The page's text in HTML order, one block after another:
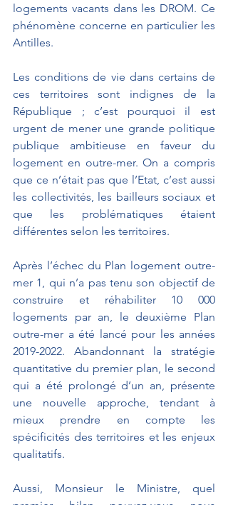
logements vacants dans les DROM. Ce
phénomène concerne en particulier les
Antilles.
Les conditions de vie dans certains de
ces territoires sont indignes de la
République ; c’est pourquoi il est
urgent de mener une grande politique
publique ambitieuse en faveur du
logement en outre-mer. On a compris
que ce n’était pas que l’Etat, c’est aussi
les collectivités, les bailleurs sociaux et
que les problématiques étaient
différentes selon les territoires.
Après l’échec du Plan logement outre-
mer 1, qui n’a pas tenu son objectif de
construire et réhabiliter 10 000
logements par an, le deuxième Plan
outre-mer a été lancé pour les années
2019-2022. Abandonnant la stratégie
quantitative du premier plan, le second
qui a été prolongé d’un an, présente
une nouvelle approche, tendant à
mieux prendre
en compte les
spécificités des territoires et les enjeux
qualitatifs.
Aussi, Monsieur le Ministre, quel